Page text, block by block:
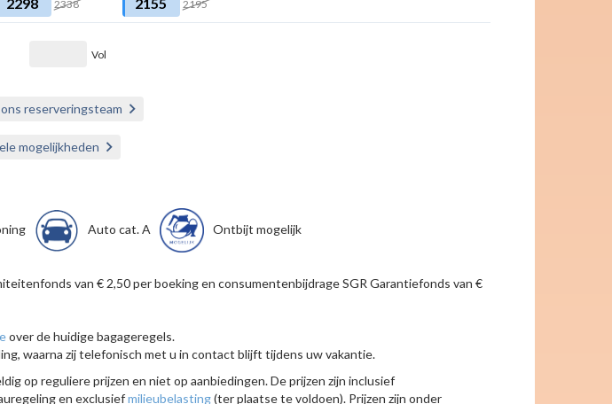
2338 2195
Vol
reserveringsteam
mogelijkheden
Auto cat. A Ontbijt mogelijk
van € 2,50 per boeking en consumentenbijdrage SGR Garantiefonds van €
over de huidige bagageregels.
waarna zij telefonisch met u in contact blijft tijdens uw vakantie.
op reguliere prijzen en niet op aanbiedingen. De prijzen zijn inclusief
en exclusiefmilieubelasting(ter plaatse te voldoen). Prijzen zijn onder